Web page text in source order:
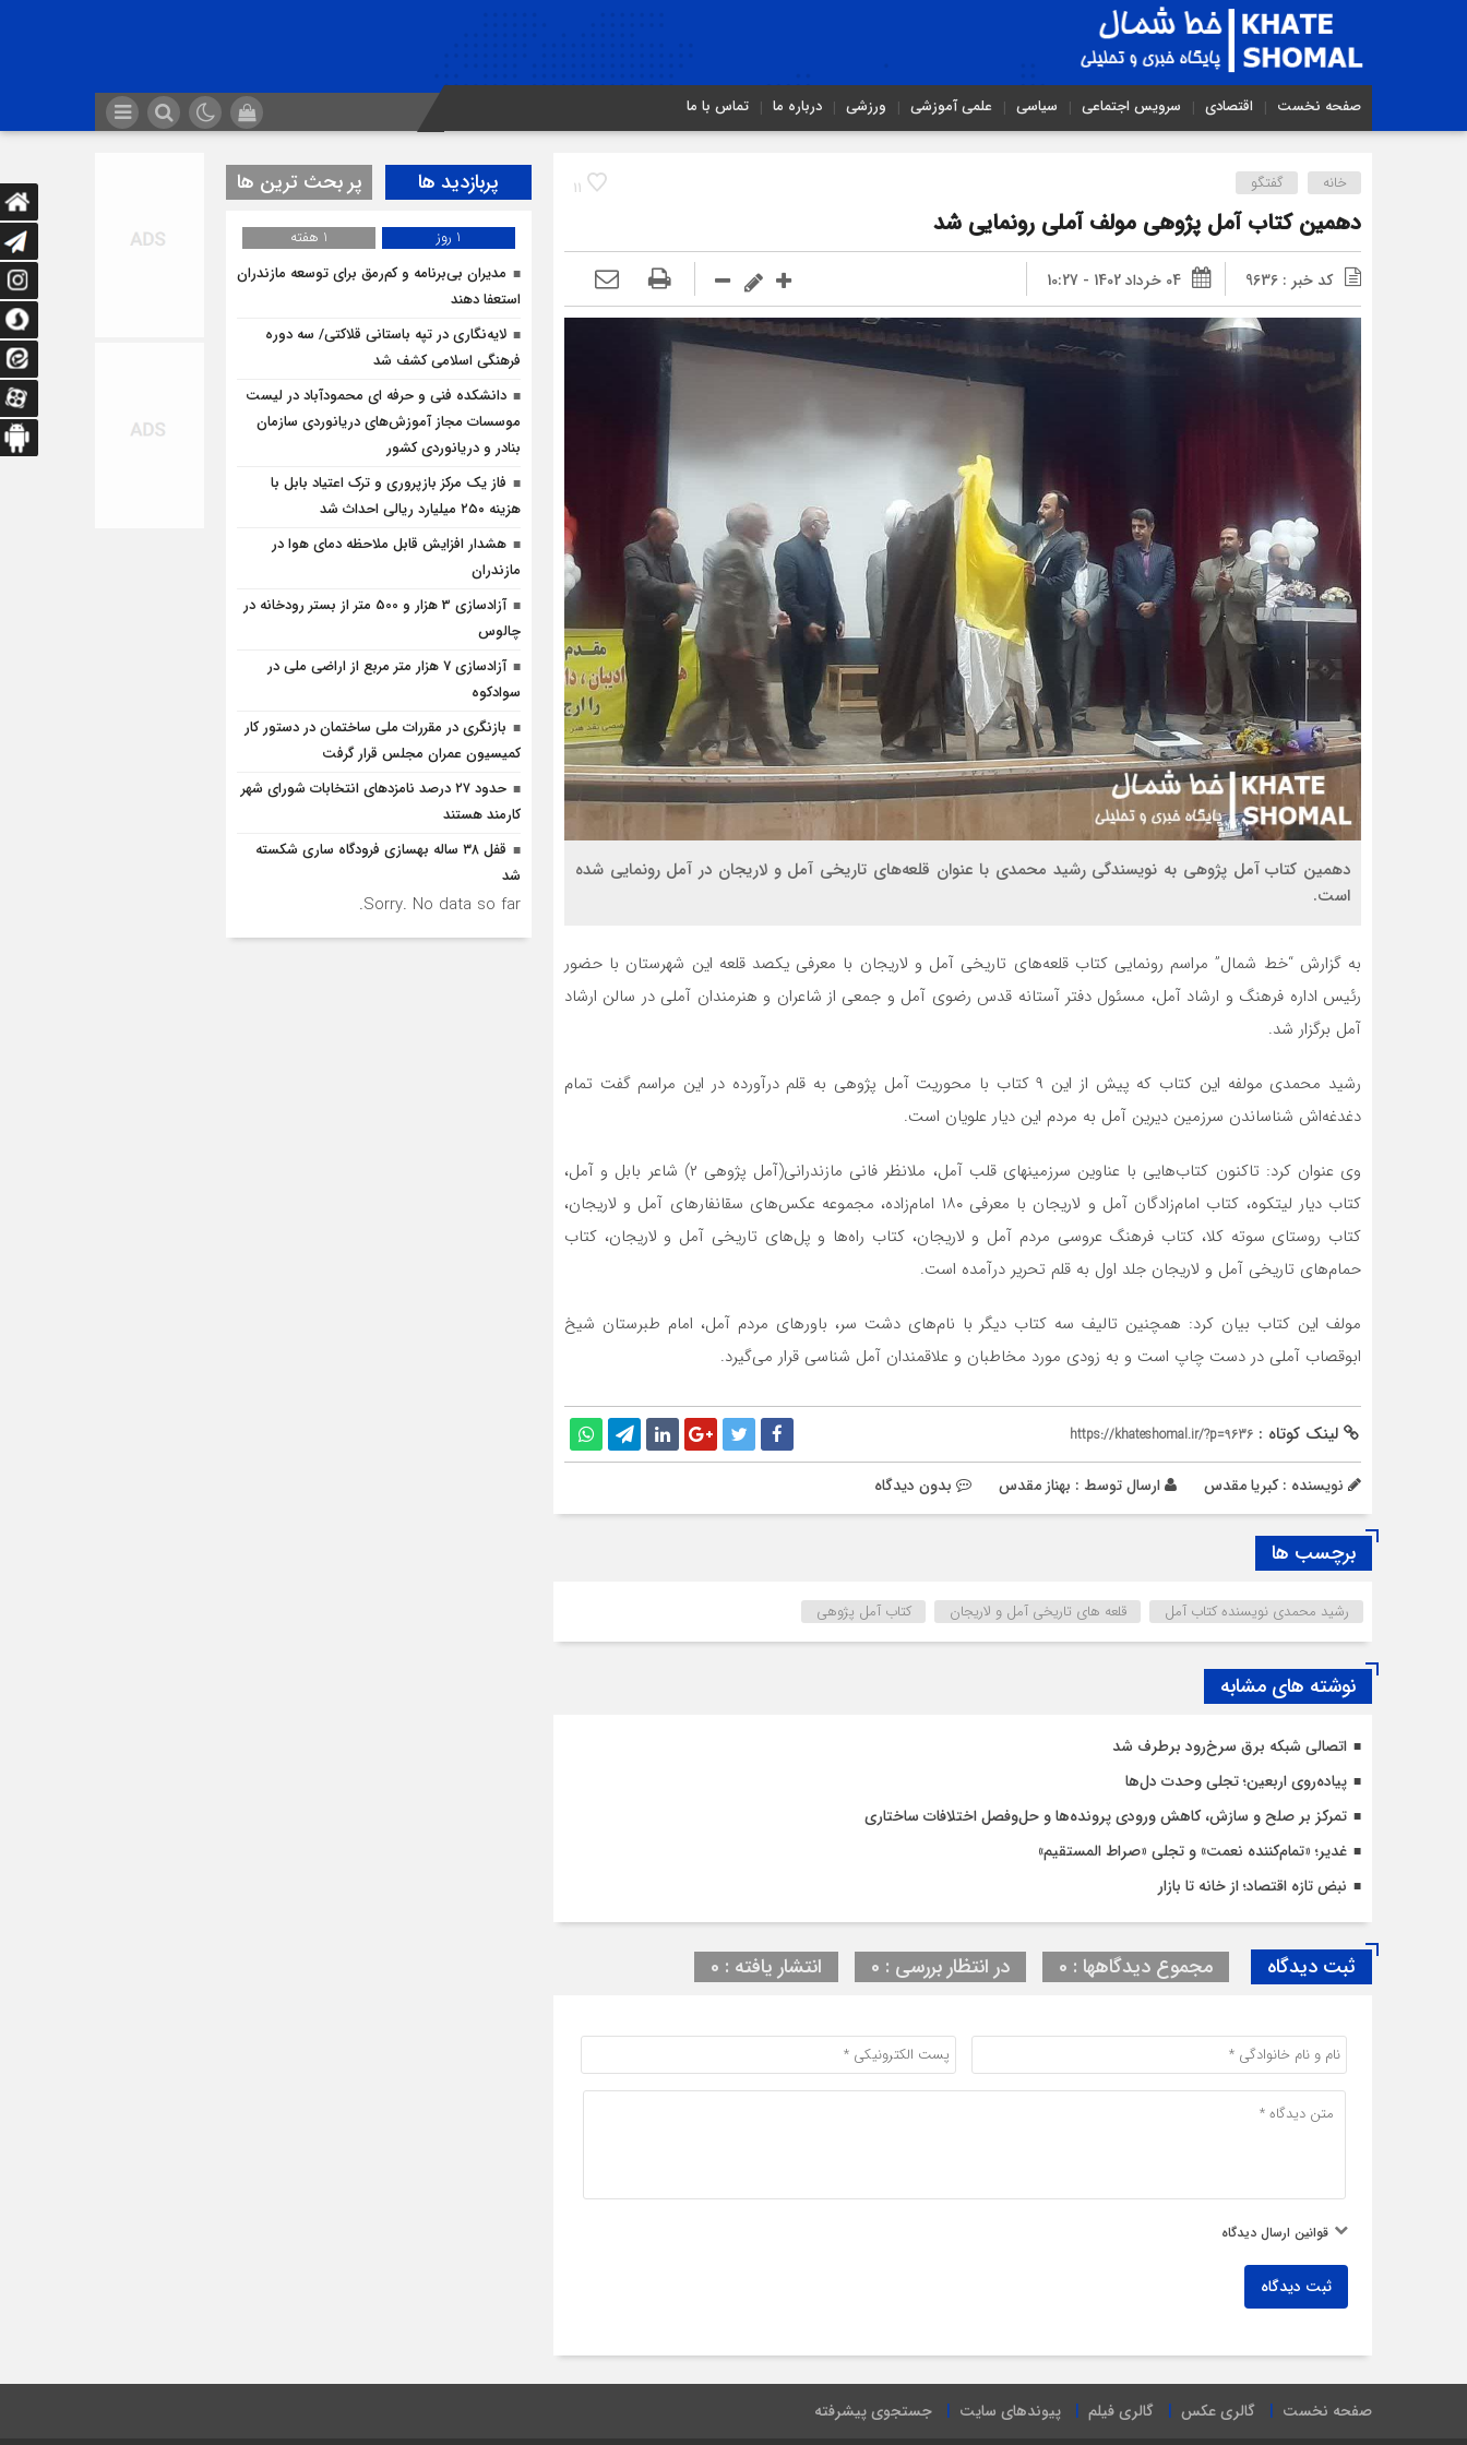
صفحه نخست اقتصادی سرویس اجتماعی سیاسی علمی آموزشی ورزشی درباره ما تماس با ما
11 خانه گفتگو
دهمین کتاب آمل پژوهی مولف آملی رونمایی شد
کد خبر : 9636 04 خرداد 1402 - 10:27
دهمین کتاب آمل پژوهی به نویسندگی رشید محمدی با عنوان قلعه‌های تاریخی آمل و لاریجان در آمل رونمایی شده
است.
به گزارش “خط شمال” مراسم رونمایی کتاب قلعه‌های تاریخی آمل و لاریجان با معرفی یکصد قلعه این شهرستان با حضور
رئیس اداره فرهنگ و ارشاد آمل، مسئول دفتر آستانه قدس رضوی آمل و جمعی از شاعران و هنرمندان آملی در سالن ارشاد
آمل برگزار شد.
رشید محمدی مولفه این کتاب که پیش از این ۹ کتاب با محوریت آمل پژوهی به قلم درآورده در این مراسم گفت تمام
دغدغه‌اش شناساندن سرزمین دیرین آمل به مردم این دیار علویان است.
وی عنوان کرد: تاکنون کتاب‌هایی با عناوین سرزمینهای قلب آمل، ملانظر فانی مازندرانی(آمل پژوهی ۲) شاعر بابل و آمل،
کتاب دیار لیتکوه، کتاب امام‌زادگان آمل و لاریجان با معرفی ۱۸۰ امام‌زاده، مجموعه عکس‌های سقانفارهای آمل و لاریجان،
کتاب روستای سوته کلا، کتاب فرهنگ عروسی مردم آمل و لاریجان، کتاب راه‌ها و پل‌های تاریخی آمل و لاریجان، کتاب
حمام‌های تاریخی آمل و لاریجان جلد اول به قلم تحریر درآمده است.
مولف این کتاب بیان کرد: همچنین تالیف سه کتاب دیگر با نام‌های دشت سر، باورهای مردم آمل، امام طبرستان شیخ
ابوقصاب آملی در دست چاپ است و به زودی مورد مخاطبان و علاقمندان آمل شناسی قرار می‌گیرد.
لینک کوتاه : https://khateshomal.ir/?p=9636
نویسنده : کبریا مقدس ارسال توسط : بهناز مقدس بدون دیدگاه
برچسب ها
رشید محمدی نویسنده کتاب آمل قلعه های تاریخی آمل و لاریجان کتاب آمل پژوهی
نوشته های مشابه
اتصالی شبکه برق سرخ‌رود برطرف شد
پیاده‌روی اربعین؛ تجلی وحدت دل‌ها
تمرکز بر صلح و سازش، کاهش ورودی پرونده‌ها و حل‌وفصل اختلافات ساختاری
غدیر؛ «تمام‌کننده نعمت» و تجلی «صراط المستقیم»
نبض تازه اقتصاد؛ از خانه تا بازار
ثبت دیدگاه مجموع دیدگاهها : 0 در انتظار بررسی : 0 انتشار یافته : 0
قوانین ارسال دیدگاه
ثبت دیدگاه
پربازدید ها پر بحث ترین ها
1 روز
1 هفته
مدیران بی‌برنامه و کم‌رمق برای توسعه مازندران
استعفا دهند
لایه‌نگاری در تپه باستانی قلاکتی/ سه دوره
فرهنگی اسلامی کشف شد
دانشکده فنی و حرفه ای محمودآباد در لیست
موسسات مجاز آموزش‌های دریانوردی سازمان
بنادر و دریانوردی کشور
فاز یک مرکز بازپروری و ترک اعتیاد بابل با
هزینه ۲۵۰ میلیارد ریالی احداث شد
هشدار افزایش قابل ملاحظه دمای هوا در
مازندران
آزادسازی 3 هزار و 500 متر از بستر رودخانه در
چالوس
آزادسازی 7 هزار متر مربع از اراضی ملی در
سوادکوه
بازنگری در مقررات ملی ساختمان در دستور کار
کمیسیون عمران مجلس قرار گرفت
حدود ۲۷ درصد نامزدهای انتخابات شورای شهر
کارمند هستند
قفل ۳۸ ساله بهسازی فرودگاه ساری شکسته
شد
Sorry. No data so far.
صفحه نخست گالری عکس گالری فیلم پیوندهای سایت جستجوی پیشرفته